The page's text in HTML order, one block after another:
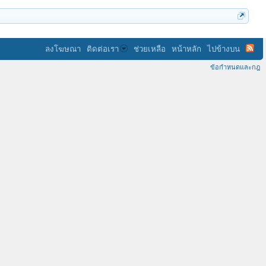
ลงโฆษณา ติดต่อเรา ช่วยเหลือ หน้าหลัก ไปข้างบน
ข้อกำหนดและกฎ